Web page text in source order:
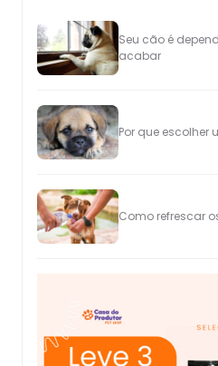
Seu cão é
acabar
Por que
Como refrescar